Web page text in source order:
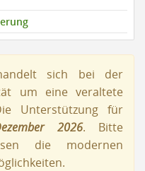
sich bei der
um eine veraltete
Unterstützung für
2026. Bitte
die modernen